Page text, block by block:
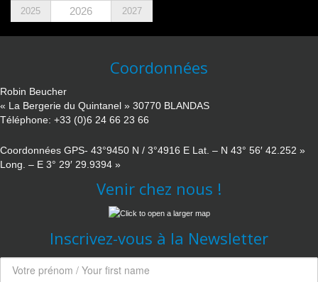
2025 2026 2027
Coordonnées
Robin Beucher
« La Bergerie du Quintanel » 30770 BLANDAS
Téléphone: +33 (0)6 24 66 23 66
Coordonnées GPS- 43°9450 N / 3°4916 E Lat. – N 43° 56′ 42.252 »
Long. – E 3° 29′ 29.9394 »
Venir chez nous !
Inscrivez-vous à la Newsletter